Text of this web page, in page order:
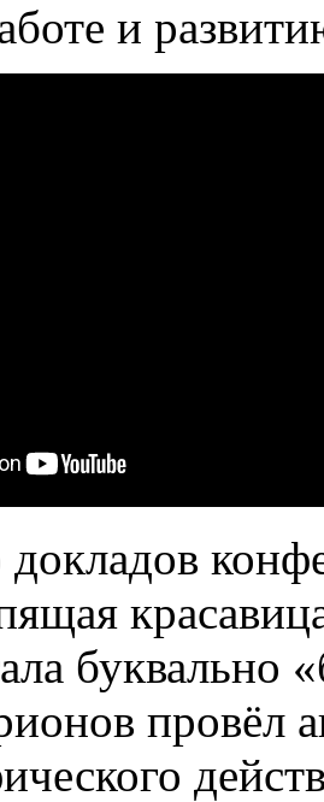
и
докладов
буквально
провёл